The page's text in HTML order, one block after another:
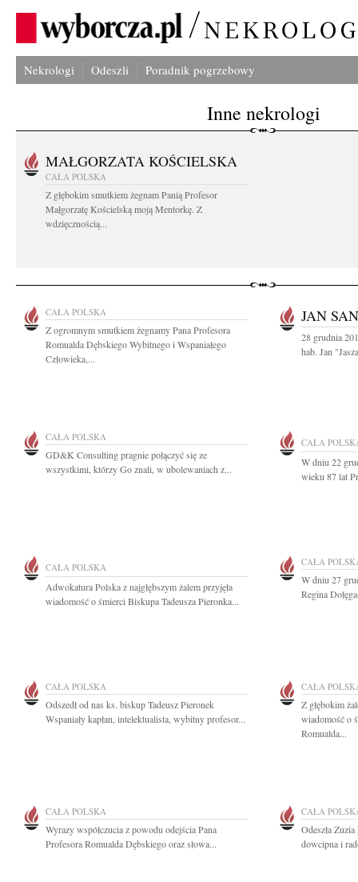
Nekrologi Odeszli Poradnik pogrzebowy
Inne nekrologi
MAŁGORZATA KOŚCIELSKA
CAŁA POLSKA
Z głębokim smutkiem żegnam Panią Profesor
Małgorzatę Kościelską moją Mentorkę. Z
wdzięcznością...
CAŁA POLSKA
Z ogromnym smutkiem żegnamy Pana Profesora
Romualda Dębskiego Wybitnego i Wspaniałego
Człowieka,...
JAN
28 grudnia
hab. Jan
CAŁA POLSKA
GD&K Consulting pragnie połączyć się ze
wszystkimi, którzy Go znali, w ubolewaniach z...
CAŁA
W dniu 22
wieku 87 lat
CAŁA POLSKA
Adwokatura Polska z najgłębszym żalem przyjęła
wiadomość o śmierci Biskupa Tadeusza Pieronka...
CAŁA
W dniu 27
Regina
CAŁA POLSKA
Odszedł od nas ks. biskup Tadeusz Pieronek
Wspaniały kapłan, intelektualista, wybitny profesor...
CAŁA
Z głębokim
wiadomość o
Romualda...
CAŁA POLSKA
Wyrazy współczucia z powodu odejścia Pana
Profesora Romualda Dębskiego oraz słowa...
CAŁA
Odeszła
dowcipna i